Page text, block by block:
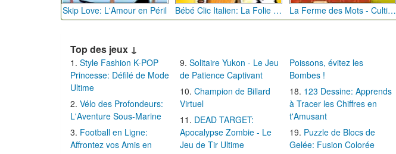
Skip Love: L'Amour en Péril Bébé Clic Italien: La Folie des Petits Bambins La Ferme des Mots - Cultivez votre Vocabulaire
Top des jeux ↓
Style Fashion K-POP
Princesse: Défilé de Mode
Ultime
Vélo des Profondeurs:
L'Aventure Sous-Marine
Football en Ligne:
Affrontez vos Amis en
Solitaire Yukon - Le Jeu
de Patience Captivant
Champion de Billard
Virtuel
DEAD TARGET:
Apocalypse Zombie - Le
Jeu de Tir Ultime
Poissons, évitez les
Bombes !
123 Dessine: Apprends
à Tracer les Chiffres en
t'Amusant
Puzzle de Blocs de
Gelée: Fusion Colorée